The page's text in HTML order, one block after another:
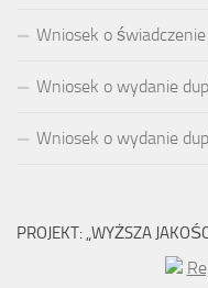
Wniosek o
Wniosek o wydanie
Wniosek o wydanie
PROJEKT: „WYŻSZA